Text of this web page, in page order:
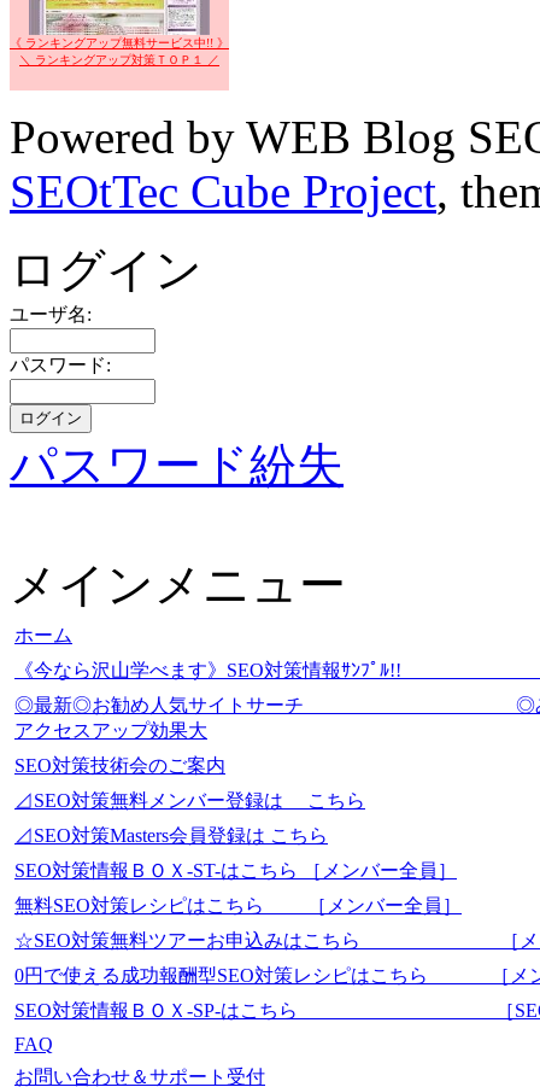
《 ランキングアップ無料サービス中!! 》
＼ ランキングアップ対策ＴＯＰ１ ／
Powered by WEB Blog
SEOtTec Cube Project,
ログイン
ユーザ名:
パスワード:
パスワード紛失
メインメニュー
ホーム
《今なら沢山学べます》SEO対策情報ｻﾝﾌ
◎最新◎お勧め人気サイトサ
アクセスアップ効果大
SEO対策技術会のご案内
⊿SEO対策無料メンバー登録は こちら
⊿SEO対策Masters会員登録は こちら
SEO対策情報ＢＯＸ-ST-はこちら ［メンバー全員］
無料SEO対策レシピはこちら ［メンバー全員］
☆SEO対策無料ツアーお申込みはこちら ［メン
0円で使える成功報酬型SEO対策レシピはこちら ［メ
SEO対策情報ＢＯＸ-SP-はこちら ［SEO-
FAQ
お問い合わせ＆サポート受付